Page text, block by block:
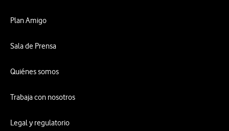
Plan Amigo
Sala de Prensa
Quiénes somos
Trabaja con nosotros
Legal y regulatorio